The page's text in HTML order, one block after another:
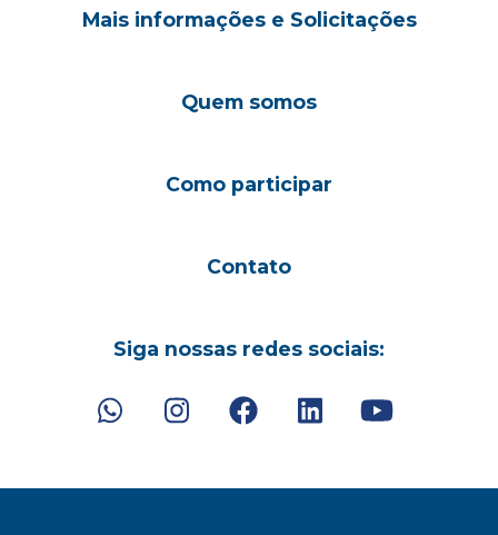
Mais informações e Solicitações
Quem somos
Como participar
Contato
Siga nossas redes sociais: